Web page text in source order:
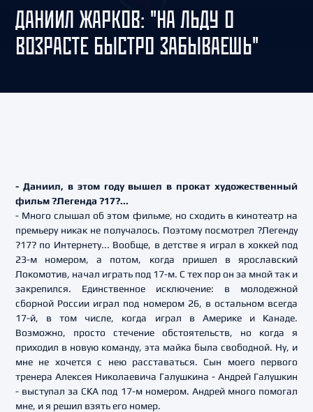
ДАНИИЛ ЖАРКОВ: "НА ЛЬДУ О
ВОЗРАСТЕ БЫСТРО ЗАБЫВАЕШЬ"
- Даниил, в этом году вышел в прокат художественный
фильм ?Легенда ?17?...
- Много слышал об этом фильме, но сходить в кинотеатр на
премьеру никак не получалось. Поэтому посмотрел ?Легенду
?17? по Интернету... Вообще, в детстве я играл в хоккей под
23-м номером, а потом, когда пришел в ярославский
Локомотив, начал играть под 17-м. С тех пор он за мной так и
закрепился. Единственное исключение: в молодежной
сборной России играл под номером 26, в остальном всегда
17-й, в том числе, когда играл в Америке и Канаде.
Возможно, просто стечение обстоятельств, но когда я
приходил в новую команду, эта майка была свободной. Ну, и
мне не хочется с нею расставаться. Сын моего первого
тренера Алексея Николаевича Галушкина - Андрей Галушкин
- выступал за СКА под 17-м номером. Андрей много помогал
мне, и я решил взять его номер.